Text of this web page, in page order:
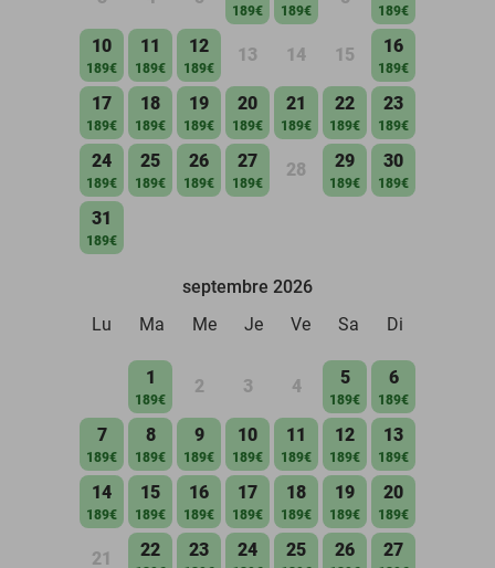
189€ 189€ 189€
10
189€
11
189€
12
189€
13 14 15 16
189€
17
189€
18
189€
19
189€
20
189€
21
189€
22
189€
23
189€
24
189€
25
189€
26
189€
27
189€
28 29
189€
30
189€
31
189€
septembre 2026
Lu
Ma Me Je Ve Sa Di
1
189€
2 3 4 5
189€
6
189€
7
189€
8
189€
9
189€
10
189€
11
189€
12
189€
13
189€
14
189€
15
189€
16
189€
17
189€
18
189€
19
189€
20
189€
21 22 23 24 25 26 27